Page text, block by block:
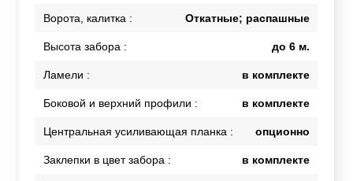
Ворота, калитка : Откатные; распашные
Высота забора : до 6 м.
Ламели : в комплекте
Боковой и верхний профили : в комплекте
Центральная усиливающая планка : опционно
Заклепки в цвет забора : в комплекте